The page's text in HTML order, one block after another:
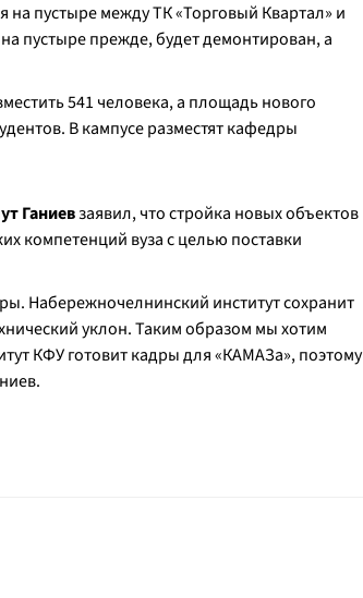
на пустыре между ТК «Торговый Квартал» и
пустыре прежде, будет демонтирован, а
541 человека, а площадь нового
В кампусе разместят кафедры
Ганиевзаявил, что стройка новых объектов
компетенций вуза с целью поставки
Набережночелнинский институт сохранит
уклон. Таким образом мы хотим
КФУ готовит кадры для «КАМАЗа», поэтому